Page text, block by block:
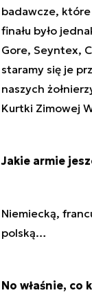
badawcze,
finału było
Gore, Seyntex,
staramy się je
naszych
Kurtki Zimowej
Jakie armie
Niemiecką,
polską…
No właśnie, co